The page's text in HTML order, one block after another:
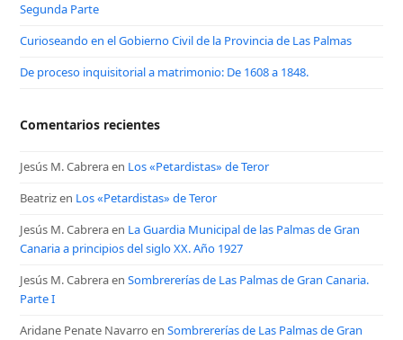
Segunda Parte
Curioseando en el Gobierno Civil de la Provincia de Las Palmas
De proceso inquisitorial a matrimonio: De 1608 a 1848.
Comentarios recientes
Jesús M. Cabreraen Los «Petardistas» de Teror
Beatrizen Los «Petardistas» de Teror
Jesús M. Cabreraen La Guardia Municipal de las Palmas de Gran
Canaria a principios del siglo XX. Año 1927
Jesús M. CabreraenSombrererías de Las Palmas de Gran Canaria.
Parte I
Aridane Penate Navarro enSombrererías de Las Palmas de Gran